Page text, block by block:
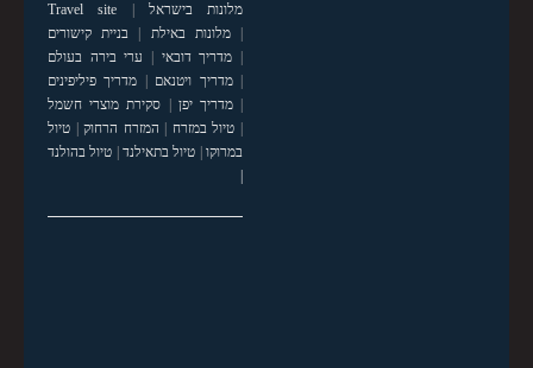
מלונות בישראל
Travel site
|מלונות באילת
בניית קישורים
מדריך דובאי
ערי בירה בעולם
|מדריך ויטנאם
מדריך פיליפינים
|מדריך יפן
סקירת מוצרי חשמל
טיול במזרח המזרח הרחוק| טיול
במרוקו| טיול בתאילנד| טיול בהולנד